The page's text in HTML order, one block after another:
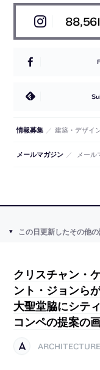
88,561
情報募集 ／ 建築・デザイ
メールマガジン ／ メール
この日更新したその他
クリスチャン・
ント・ジョンら
大聖堂脇にシテ
コンペの提案の
ARCHITECTURE